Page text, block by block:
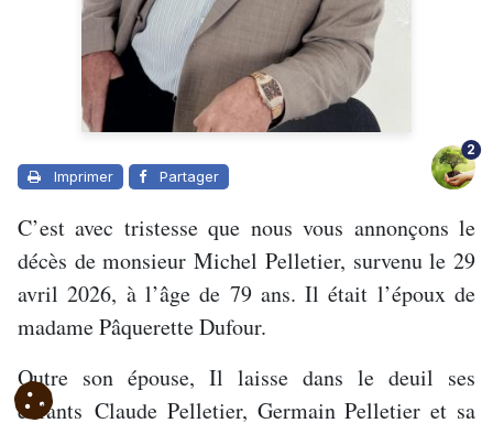
Imprimer Partager
2
C’est avec tristesse que nous vous annonçons le
décès de monsieur Michel Pelletier, survenu le 29
avril 2026, à l’âge de 79 ans. Il était l’époux de
madame Pâquerette Dufour.
Outre son épouse, Il laisse dans le deuil ses
enfants Claude Pelletier, Germain Pelletier et sa